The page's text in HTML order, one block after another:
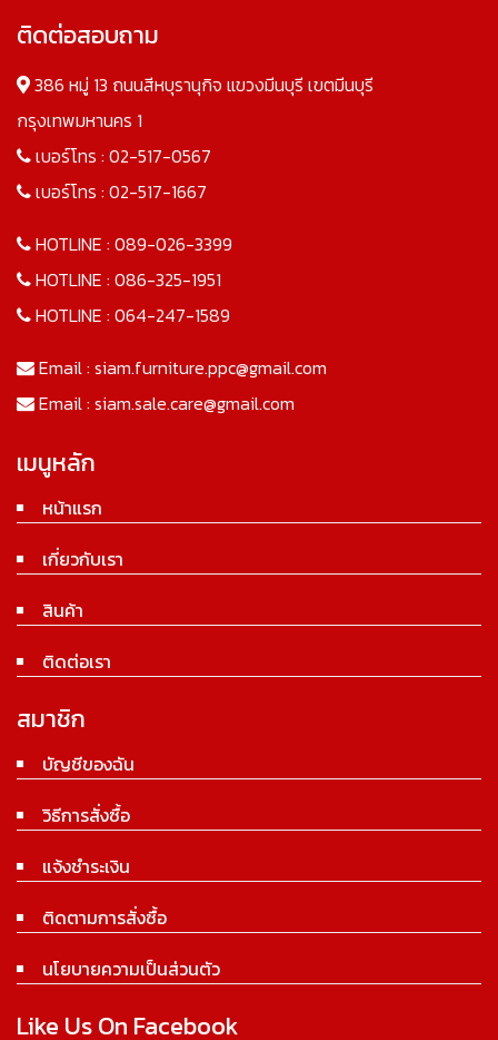
ติดต่อสอบถาม
386 หมู่ 13 ถนนสีหบุรานุกิจ แขวงมีนบุรี เขตมีนบุรี
กรุงเทพมหานคร 1
เบอร์โทร : 02-517-0567
เบอร์โทร : 02-517-1667
HOTLINE : 089-026-3399
HOTLINE : 086-325-1951
HOTLINE : 064-247-1589
Email : siam.furniture.ppc@gmail.com
Email : siam.sale.care@gmail.com
เมนูหลัก
หน้าแรก
เกี่ยวกับเรา
สินค้า
ติดต่อเรา
สมาชิก
บัญชีของฉัน
วิธีการสั่งซื้อ
แจ้งชำระเงิน
ติดตามการสั่งซื้อ
นโยบายความเป็นส่วนตัว
Like Us On Facebook